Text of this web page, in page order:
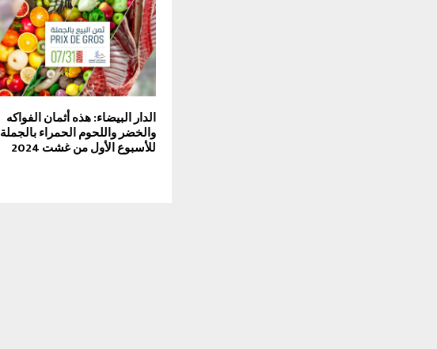
الدار البيضاء: هذه أثمان الفواكه
والخضر واللحوم الحمراء بالجملة
للأسبوع الأول من غشت 2024